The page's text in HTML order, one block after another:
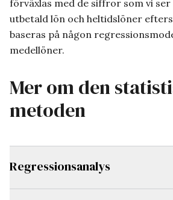
förväxlas med de siffror som vi ser
utbetald lön och heltidslöner
baseras på någon
medellöner.
Mer om den
metoden
Regressionsanalys